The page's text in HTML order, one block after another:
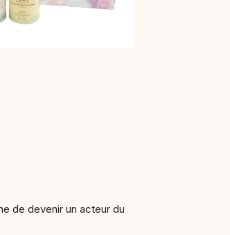
de devenir un acteur du